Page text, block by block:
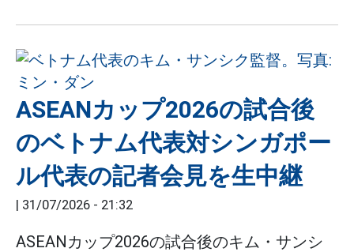
ASEANカップ2026の試合後
のベトナム代表対シンガポー
ル代表の記者会見を生中継
| 31/07/2026 - 21:32
ASEANカップ2026の試合後のキム・サンシ